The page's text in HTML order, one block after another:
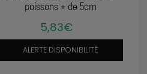
poissons + de 5cm
5,83€
ALERTE DISPONIBILITÉ